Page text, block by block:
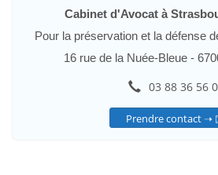
Cabinet d'Avocat à
Pour la préservation et la défense
16 rue de la Nuée-Bleue -
03 88 36 56
Prendre contact